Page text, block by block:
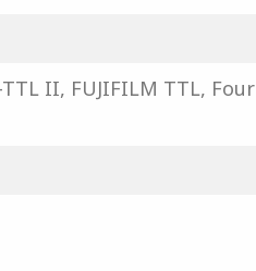
II, FUJIFILM TTL, Four